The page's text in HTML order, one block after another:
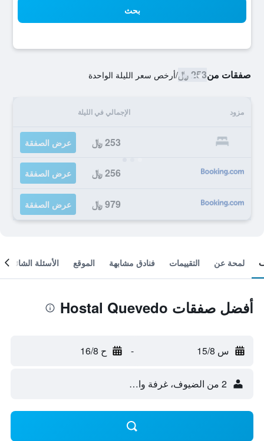
بحث
صفقات من253 ﷼ /أرخص سعر الليلة الواحدة
مزود الإجمالي في الليلة
253 ﷼ عرض الصفقة
256 ﷼ عرض الصفقة
979 ﷼ عرض الصفقة
لمحة عن التقييمات فنادق مشابهة الموقع الأسئلة الشائعة
أفضل صفقات Hostal Quevedo
س 15/8 - ح 16/8
2 من الضيوف، غرفة واحدة